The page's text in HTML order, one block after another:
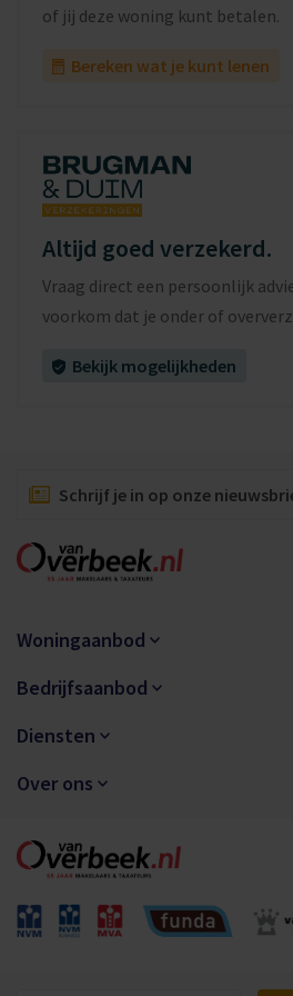
de voordeur);
– Energielabel A;
uitvalswegen.
Vraagprijs: € 325.000,- kosten koper
Oplevering: in overleg, eventueel
of jij deze woning kunt betalen.
Bereken wat je kunt lenen
Altijd goed verzekerd.
Vraag direct een persoonlijk
voorkom dat je onder of
Bekijk mogelijkheden
Schrijf je in op onze
Woningaanbod
Bedrijfsaanbod
Diensten
Over ons